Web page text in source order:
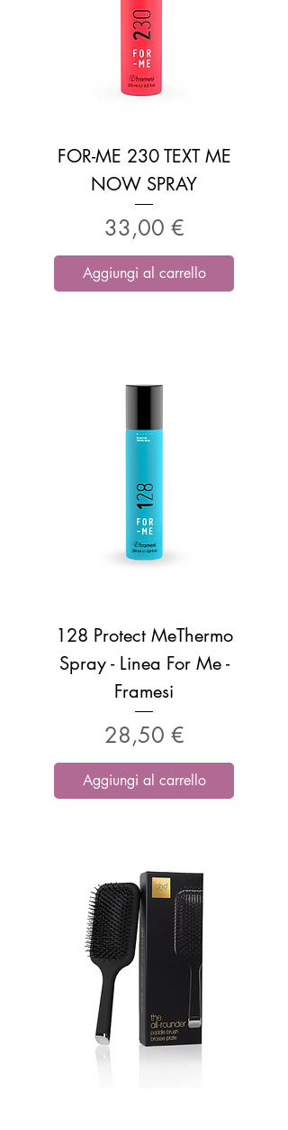
FOR-ME 230 TEXT ME
NOW SPRAY
Prezzo
33,00 €
Aggiungi al carrello
128 Protect MeThermo
Spray - Linea For Me -
Framesi
Prezzo
28,50 €
Aggiungi al carrello